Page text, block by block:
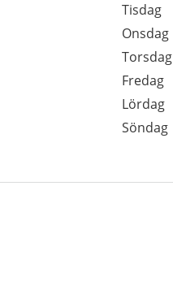
Tisdag
Onsdag
Torsdag
Fredag
Lördag
Söndag